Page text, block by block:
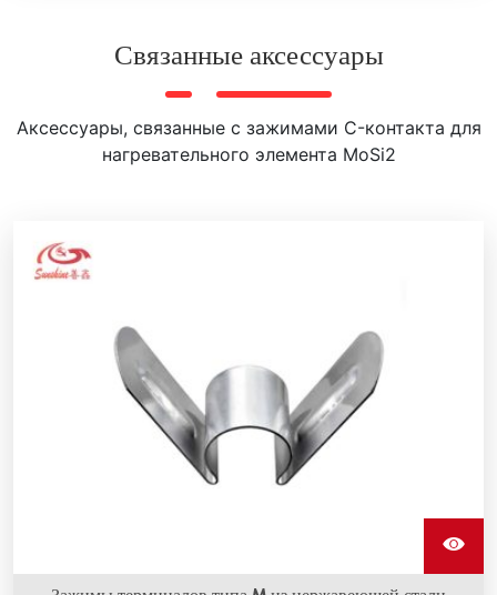
сравнимыми с алмазом, обладает отличной
теплопроводностью, низким тепловым расширением и
устойчивостью к кислотам. Используется для защиты
датчиков температуры от повреждений в агрессивных
условиях, особенно при высоких температурах и в
Связанные аксессуары
Аксессуары, связанные с зажимами C-контакта для
нагревательного элемента MoSi2